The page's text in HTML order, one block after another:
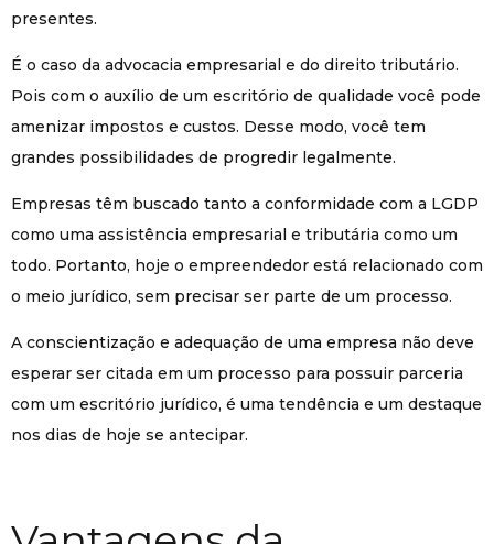
presentes.
É o caso da advocacia empresarial e do direito tributário.
Pois com o auxílio de um escritório de qualidade você pode
amenizar impostos e custos. Desse modo, você tem
grandes possibilidades de progredir legalmente.
Empresas têm buscado tanto a conformidade com a LGDP
como uma assistência empresarial e tributária como um
todo. Portanto, hoje o empreendedor está relacionado com
o meio jurídico, sem precisar ser parte de um processo.
A conscientização e adequação de uma empresa não deve
esperar ser citada em um processo para possuir parceria
com um escritório jurídico, é uma tendência e um destaque
nos dias de hoje se antecipar.